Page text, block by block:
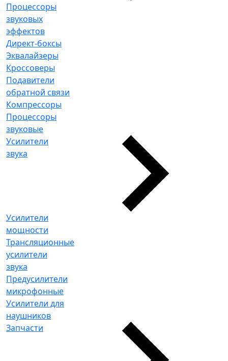
Процессоры
звуковых
эффектов
Директ-боксы
Эквалайзеры
Кроссоверы
Подавители
обратной связи
Компрессоры
Процессоры
звуковые
Усилители
звука
Усилители
мощности
Трансляционные
усилители
звука
Предусилители
микрофонные
Усилители для
наушников
Запчасти